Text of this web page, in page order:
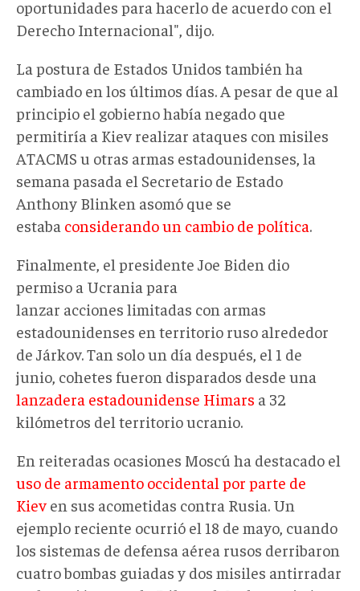
oportunidades para hacerlo de acuerdo con el
Derecho Internacional", dijo.
La postura de Estados Unidos también ha
cambiado en los últimos días. A pesar de que al
principio el gobierno había negado que
permitiría a Kiev realizar ataques con misiles
ATACMS u otras armas estadounidenses, la
semana pasada el Secretario de Estado
Anthony Blinken asomó que se
estaba considerando un cambio de política.
Finalmente, el presidente Joe Biden dio
permiso a Ucrania para
lanzar acciones limitadas con armas
estadounidenses en territorio ruso alrededor
de Járkov. Tan solo un día después, el 1 de
junio, cohetes fueron disparados desde una
lanzadera estadounidense Himars a 32
kilómetros del territorio ucranio.
En reiteradas ocasiones Moscú ha destacado el
uso de armamento occidental por parte de
Kiev en sus acometidas contra Rusia. Un
ejemplo reciente ocurrió el 18 de mayo, cuando
los sistemas de defensa aérea rusos derribaron
cuatro bombas guiadas y dos misiles antirradar